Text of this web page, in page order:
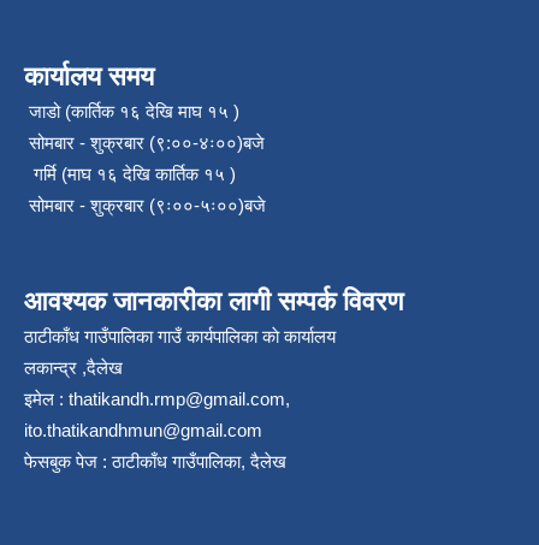
कार्यालय समय
जाडो (कार्तिक १६ देखि माघ १५ )
सोमबार - शुक्रबार (९:००-४ः००)बजे
गर्मि (माघ १६ देखि कार्तिक १५ )
सोमबार - शुक्रबार (९ः००-५ः००)बजे
आवश्यक जानकारीका लागी सम्पर्क विवरण
ठाटीकाँध गाउँपालिका गाउँ कार्यपालिका काे कार्यालय
लकान्द्र ,दैलेख
इमेल : thatikandh.rmp@gmail.com,
ito.thatikandhmun@gmail.com
फेसबुक पेज : ठाटीकाँध गाउँपालिका, दैलेख